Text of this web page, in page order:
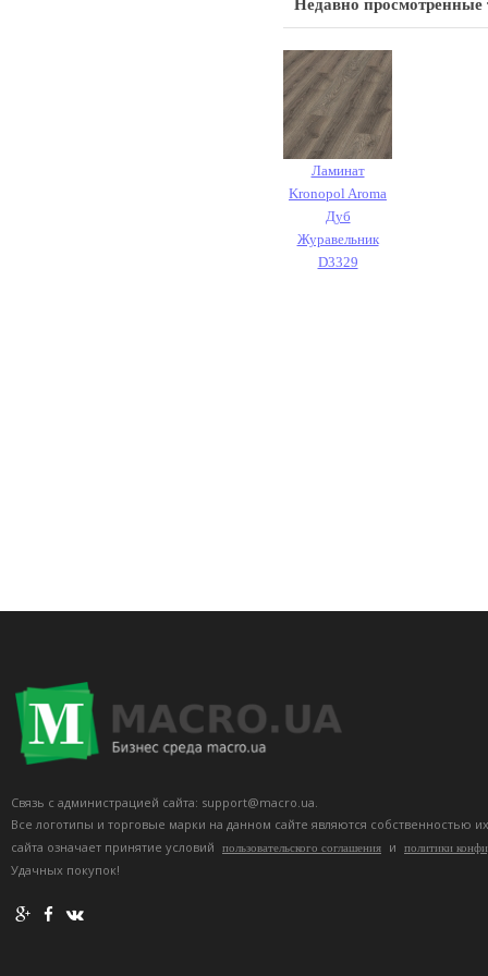
Недавно просмотренные
Ламинат
Kronopol Aroma
Дуб
Журавельник
D3329
Связь с администрацией сайта: support@macro.ua.
Все логотипы и торговые марки на данном сайте являются собственностью
сайта означает принятие условий
пользовательского соглашения и политики
Удачных покупок!